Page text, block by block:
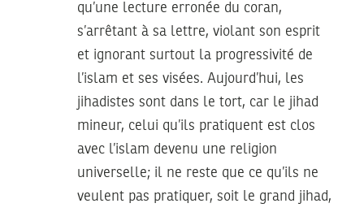
qu’une lecture erronée du coran,
s’arrêtant à sa lettre, violant son esprit
et ignorant surtout la progressivité de
l’islam et ses visées. Aujourd’hui, les
jihadistes sont dans le tort, car le jihad
mineur, celui qu’ils pratiquent est clos
avec l’islam devenu une religion
universelle; il ne reste que ce qu’ils ne
veulent pas pratiquer, soit le grand jihad,